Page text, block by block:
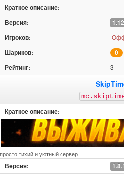
0
3
просто тихий и уютный сервер